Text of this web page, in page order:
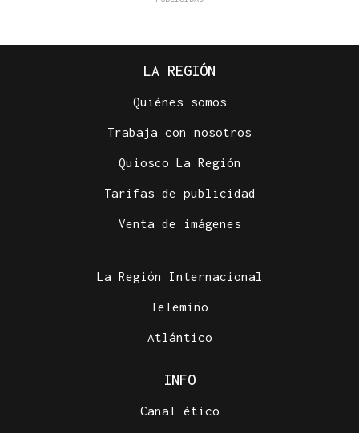
LA REGIÓN
Quiénes somos
Trabaja con nosotros
Quiosco La Región
Tarifas de publicidad
Venta de imágenes
La Región Internacional
Telemiño
Atlántico
INFO
Canal ético